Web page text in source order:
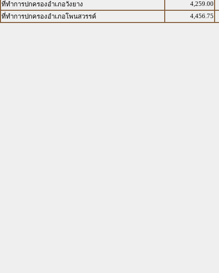
ที่ทำการปกครองอำเภอวังยาง
4,259.00
ที่ทำการปกครองอำเภอโพนสวรรค์
4,456.75